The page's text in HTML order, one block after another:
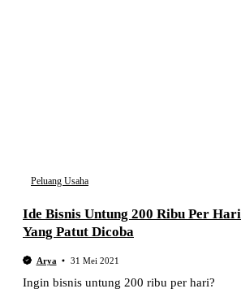
Peluang Usaha
Ide Bisnis Untung 200 Ribu Per Hari
Yang Patut Dicoba
Arya 31 Mei 2021
Ingin bisnis untung 200 ribu per hari?